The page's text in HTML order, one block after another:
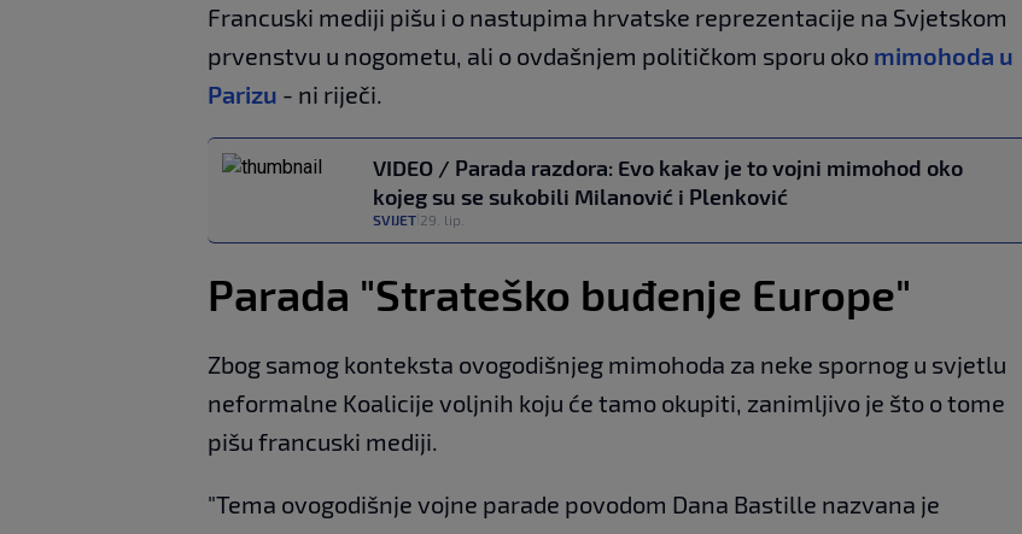
Francuski mediji pišu i o nastupima hrvatske reprezentacije na Svjetskom
prvenstvu u nogometu, ali o ovdašnjem političkom sporu oko mimohoda u
Parizu - ni riječi.
VIDEO / Parada razdora: Evo kakav je to vojni mimohod oko
kojeg su se sukobili Milanović i Plenković
SVIJET 29. lip.
Parada "Strateško buđenje Europe"
Zbog samog konteksta ovogodišnjeg mimohoda za neke spornog u svjetlu
neformalne Koalicije voljnih koju će tamo okupiti, zanimljivo je što o tome
pišu francuski mediji.
"Tema ovogodišnje vojne parade povodom Dana Bastille nazvana je